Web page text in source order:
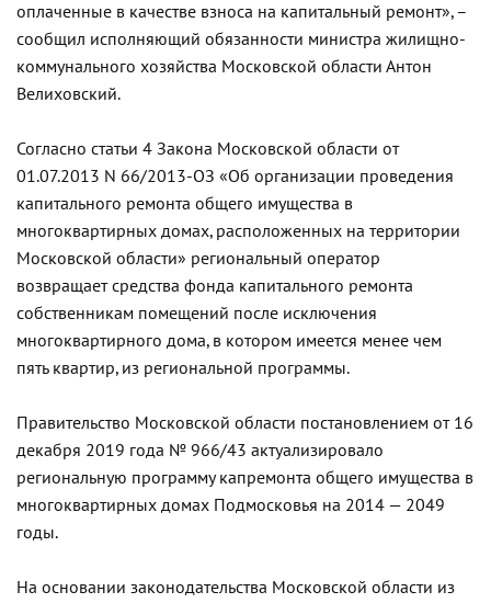
оплаченные в качестве взноса на капитальный ремонт», –
сообщил исполняющий обязанности министра жилищно-
коммунального хозяйства Московской области Антон
Велиховский.
Согласно статьи 4 Закона Московской области от
01.07.2013 N 66/2013-ОЗ «Об организации проведения
капитального ремонта общего имущества в
многоквартирных домах, расположенных на территории
Московской области» региональный оператор
возвращает средства фонда капитального ремонта
собственникам помещений после исключения
многоквартирного дома, в котором имеется менее чем
пять квартир, из региональной программы.
Правительство Московской области постановлением от 16
декабря 2019 года № 966/43 актуализировало
региональную программу капремонта общего имущества в
многоквартирных домах Подмосковья на 2014 — 2049
годы.
На основании законодательства Московской области из